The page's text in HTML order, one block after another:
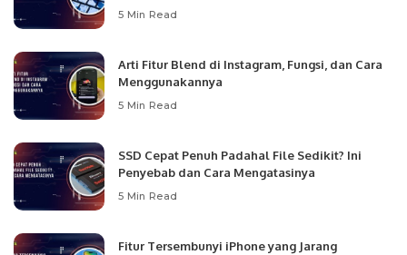
5 Min Read
Arti Fitur Blend di Instagram, Fungsi, dan Cara
Menggunakannya
5 Min Read
SSD Cepat Penuh Padahal File Sedikit? Ini
Penyebab dan Cara Mengatasinya
5 Min Read
Fitur Tersembunyi iPhone yang Jarang